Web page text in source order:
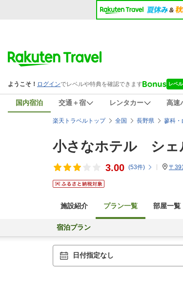
国内宿泊 交通＋宿 レンタカー 高速
楽天トラベルトップ 全国 長野県 蓼科・
小さなホテル シェ
3.00 (53件) 〒
施設紹介 プラン一覧 部屋一覧
宿泊プラン
日付指定なし